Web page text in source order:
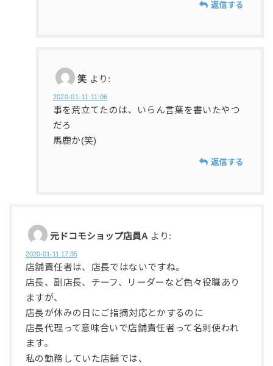
返信する
笑 より:
2020-01-11 11:06
事を荒立てたのは、いらん言葉を書いたやつ
だろ
馬鹿か(笑)
返信する
元ドコモショップ店員A より:
2020-01-11 17:35
店舗責任者は、店長ではないですね。
店長、副店長、チーフ、リーダーなど色々役職あり
ますが、
店長が休みの日にご指摘対応とかするのに
店長代理って意味合いで店舗責任者って名刺使われ
ます。
私の勤務していた店舗では、